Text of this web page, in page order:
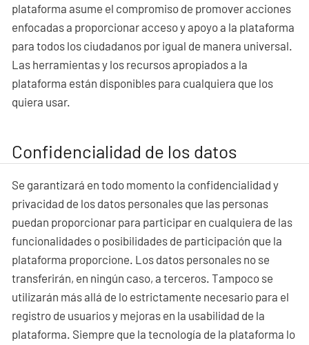
plataforma asume el compromiso de promover acciones
enfocadas a proporcionar acceso y apoyo a la plataforma
para todos los ciudadanos por igual de manera universal.
Las herramientas y los recursos apropiados a la
plataforma están disponibles para cualquiera que los
quiera usar.
Confidencialidad de los datos
Se garantizará en todo momento la confidencialidad y
privacidad de los datos personales que las personas
puedan proporcionar para participar en cualquiera de las
funcionalidades o posibilidades de participación que la
plataforma proporcione. Los datos personales no se
transferirán, en ningún caso, a terceros. Tampoco se
utilizarán más allá de lo estrictamente necesario para el
registro de usuarios y mejoras en la usabilidad de la
plataforma. Siempre que la tecnología de la plataforma lo